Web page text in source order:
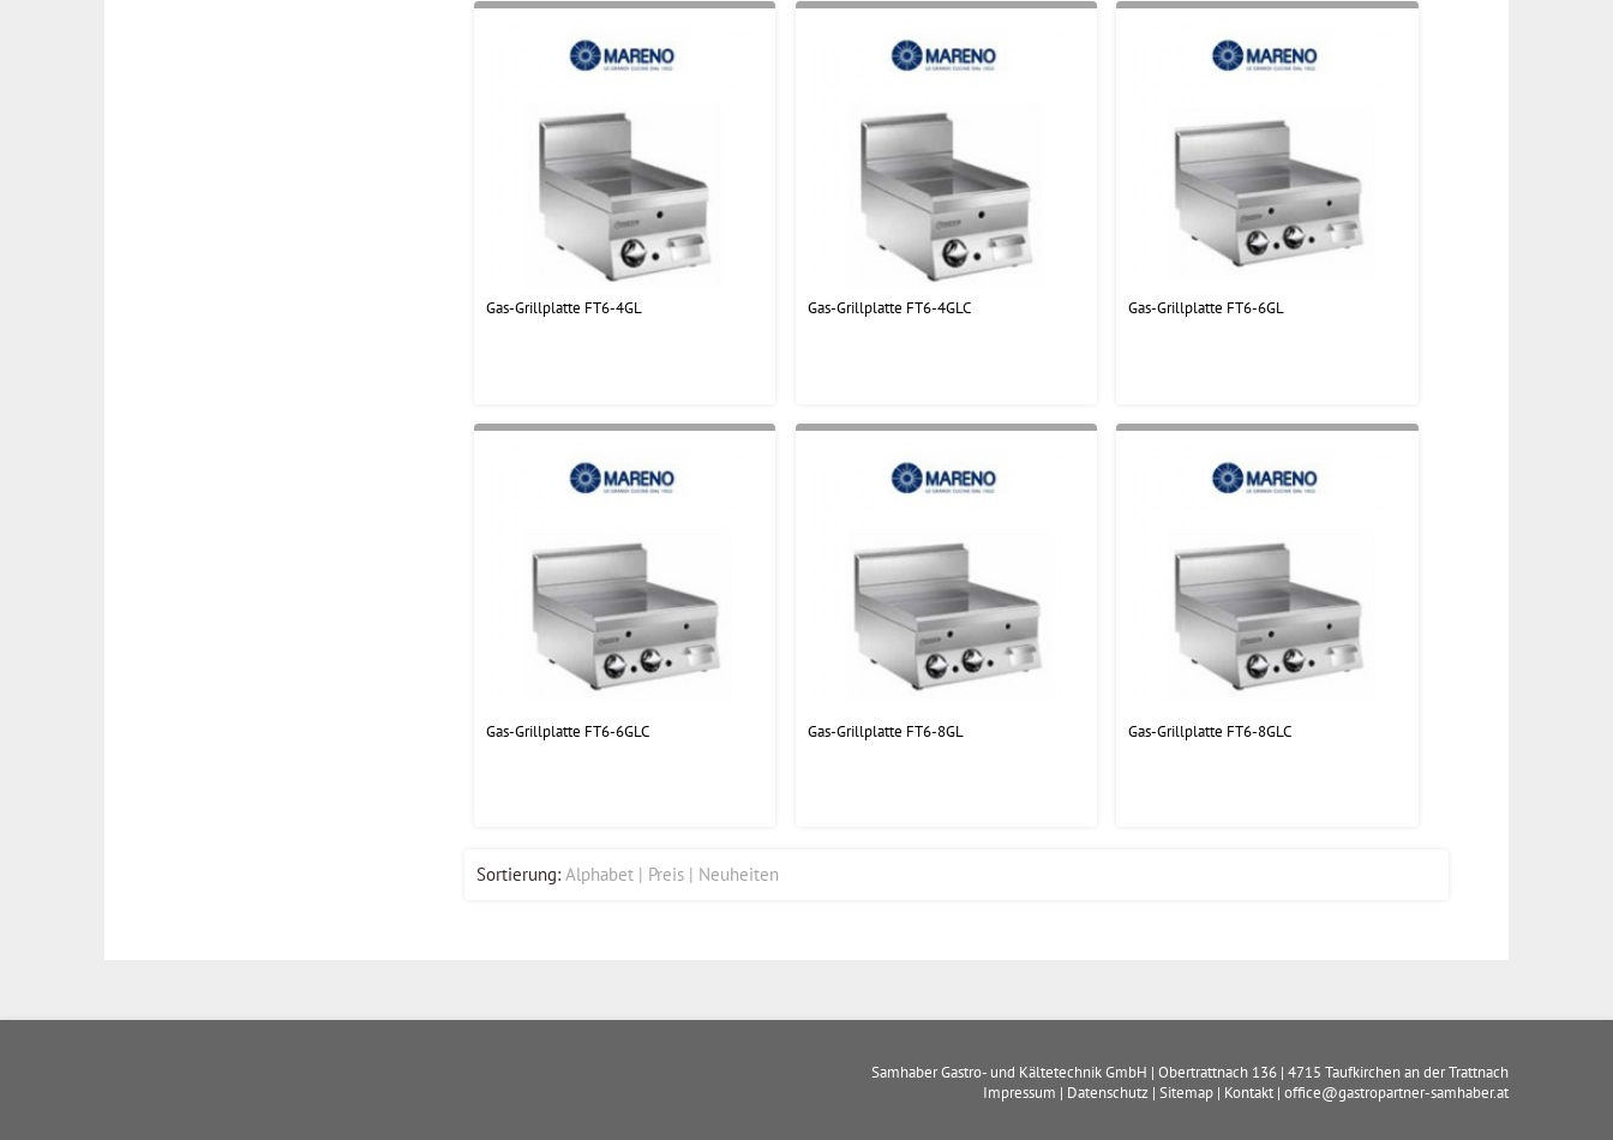
Gas-Grillplatte FT6-4GL Gas-Grillplatte FT6-4GLC Gas-Grillplatte FT6-6GL
Gas-Grillplatte FT6-6GLC Gas-Grillplatte FT6-8GL Gas-Grillplatte FT6-8GLC
Sortierung: Alphabet Preis Neuheiten
Samhaber Gastro- und Kältetechnik GmbH | Obertrattnach 136 | 4715 Taufkirchen an der Trattnach
Impressum | Datenschutz | Sitemap | Kontakt | office@gastropartner-samhaber.at